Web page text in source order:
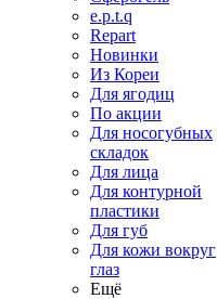
e.p.t.q
Repart
Новинки
Из Кореи
Для ягодиц
По акции
Для носогубных
складок
Для лица
Для контурной
пластики
Для губ
Для кожи вокруг
глаз
Ещё